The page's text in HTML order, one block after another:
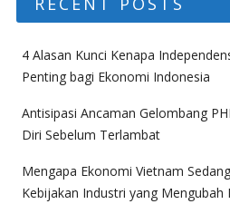
4 Alasan Kunci Kenapa
Penting bagi Ekonomi Indonesia
Antisipasi Ancaman Gelombang
Diri Sebelum Terlambat
Mengapa Ekonomi Vietnam Sedang
Kebijakan Industri yang